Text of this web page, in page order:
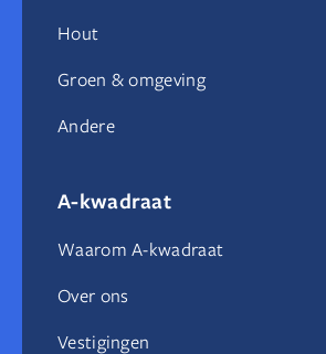
Hout
Groen & omgeving
Andere
A-kwadraat
Waarom A-kwadraat
Over ons
Vestigingen